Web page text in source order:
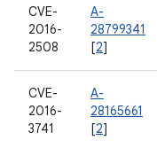
CVE-
2016-
2508
A-
28799341
[2]
CVE-
2016-
3741
A-
28165661
[2]